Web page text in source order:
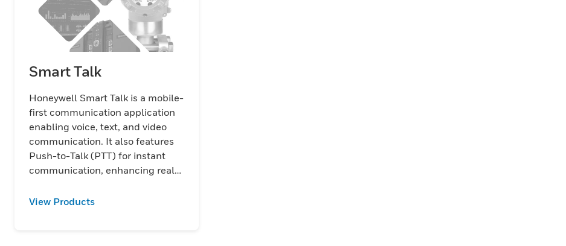
Smart Talk
Honeywell Smart Talk is a mobile-
first communication application
enabling voice, text, and video
communication. It also features
Push-to-Talk (PTT) for instant
communication, enhancing real-
View Products